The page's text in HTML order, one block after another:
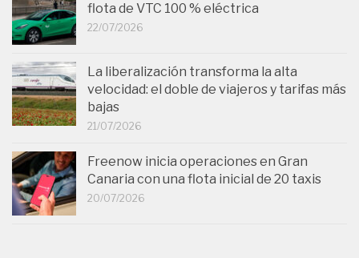
flota de VTC 100 % eléctrica
22/07/2026
La liberalización transforma la alta
velocidad: el doble de viajeros y tarifas más
bajas
21/07/2026
Freenow inicia operaciones en Gran
Canaria con una flota inicial de 20 taxis
20/07/2026